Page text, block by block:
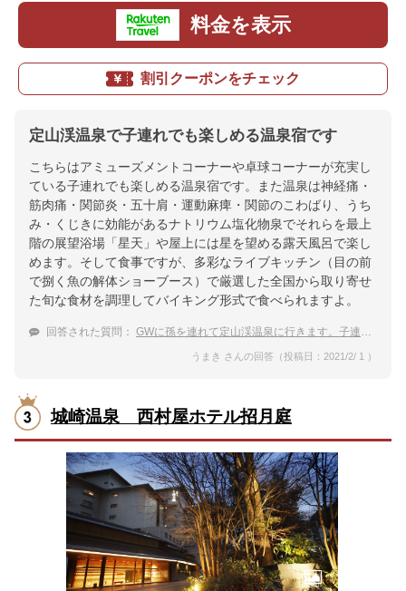
料金を表示
割引クーポンをチェック
定山渓温泉で子連れでも楽しめる温泉宿です
こちらはアミューズメントコーナーや卓球コーナーが充実し
ている子連れでも楽しめる温泉宿です。また温泉は神経痛・
筋肉痛・関節炎・五十肩・運動麻痺・関節のこわばり、うち
み・くじきに効能があるナトリウム塩化物泉でそれらを最上
階の展望浴場「星天」や屋上には星を望める露天風呂で楽し
めます。そして食事ですが、多彩なライブキッチン（目の前
で捌く魚の解体ショーブース）で厳選した全国から取り寄せ
た旬な食材を調理してバイキング形式で食べられますよ。
回答された質問： GWに孫を連れて定山渓温泉に行きます。子連れでも楽しめる温泉宿はありますか？
うまき さんの回答（投稿日：2021/2/ 1 ）
城崎温泉 西村屋ホテル招月庭